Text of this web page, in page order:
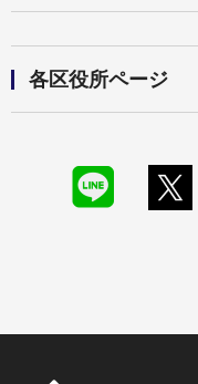
各区役所ページ